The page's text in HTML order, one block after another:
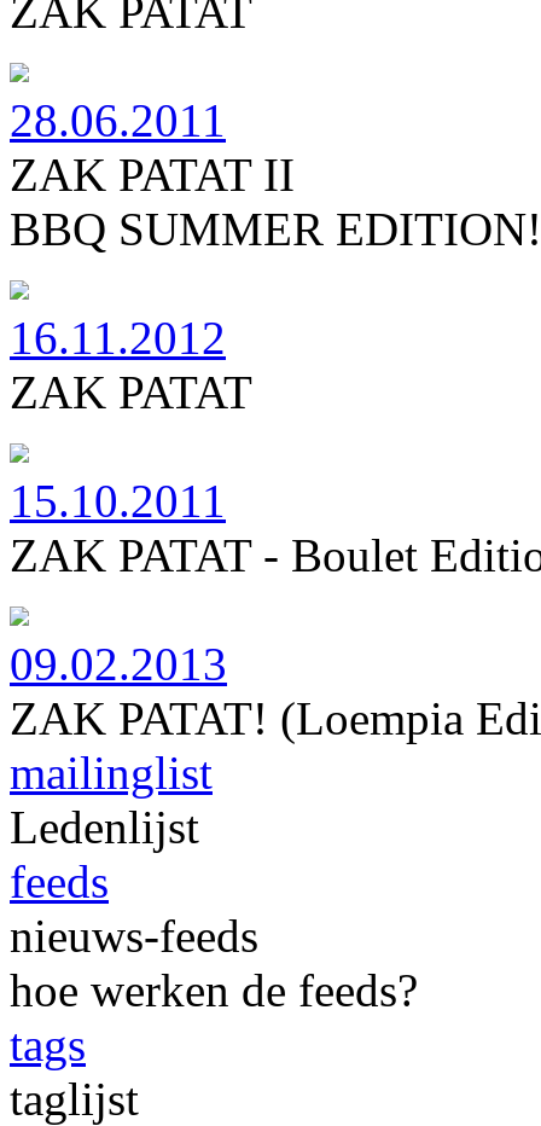
ZAK PATAT
28.06.2011
ZAK PATAT II
BBQ SUMMER EDITION!
16.11.2012
ZAK PATAT
15.10.2011
ZAK PATAT - Boulet
09.02.2013
ZAK PATAT! (Loempia
mailinglist
Ledenlijst
feeds
nieuws-feeds
hoe werken de feeds?
tags
taglijst